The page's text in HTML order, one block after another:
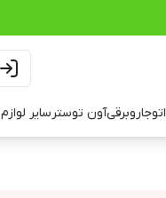
اتوجاروبرقیآون توسترسایر لوازم